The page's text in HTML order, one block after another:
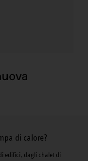
di calore?
edifici, dagli chalet di